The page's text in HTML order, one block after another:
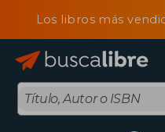
Los libros más